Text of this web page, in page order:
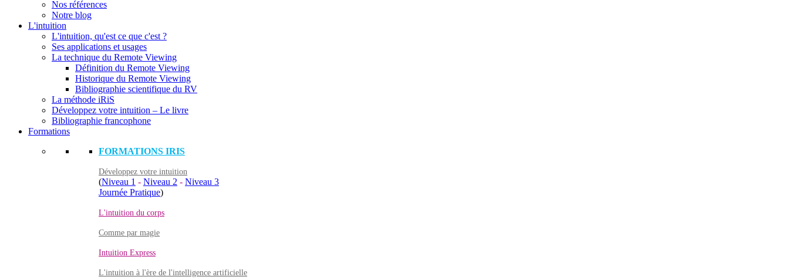
Nos références
Notre blog
L'intuition
L'intuition, qu'est ce que c'est ?
Ses applications et usages
La technique du Remote Viewing
Définition du Remote Viewing
Historique du Remote Viewing
Bibliographie scientifique du RV
La méthode iRiS
Développez votre intuition – Le livre
Bibliographie francophone
Formations
FORMATIONS IRIS
Développez votre intuition
(Niveau 1 - Niveau 2 - Niveau 3
Journée Pratique)
L'intuition du corps
Comme par magie
Intuition Express
L'intuition à l'ère de l'intelligence artificielle